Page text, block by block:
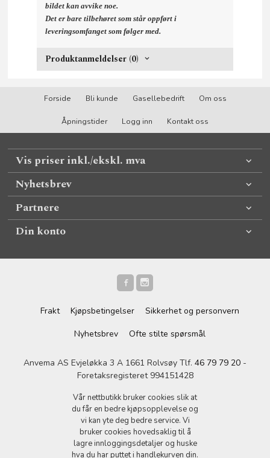
bildet kan avvike noe.
Det er bare tilbehøret som står oppført i
leveringsomfanget som følger med.
Produktanmeldelser (0)
Forside Bli kunde Gasellebedrift Om oss
Åpningstider Logg inn Kontakt oss
Vis priser inkl./ekskl. mva
Nyhetsbrev
Partnere
Din konto
Frakt Kjøpsbetingelser
Sikkerhet og personvern
Nyhetsbrev
Ofte stilte spørsmål
Anvema AS Evjeløkka 3 A 1661 Rolvsøy Tlf. 46 79 79 20 -
Foretaksregisteret 994151428
Vår nettbutikk bruker cookies slik at
du får en bedre kjøpsopplevelse og
vi kan yte deg bedre service. Vi
bruker cookies hovedsaklig til å
lagre innloggingsdetaljer og huske
hva du har puttet i handlekurven din.